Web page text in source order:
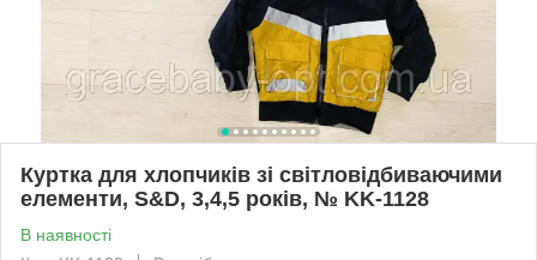
Куртка для хлопчиків зі світловідбиваючими
елементи, S&D, 3,4,5 років, № KK-1128
В наявності